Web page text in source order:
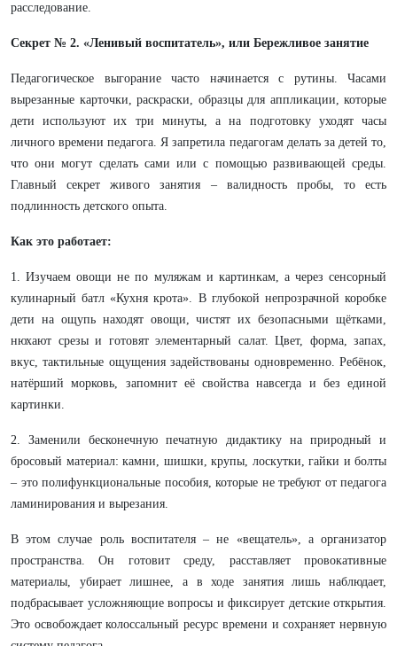
расследование.
Секрет № 2. «Ленивый воспитатель», или Бережливое занятие
Педагогическое выгорание часто начинается с рутины. Часами
вырезанные карточки, раскраски, образцы для аппликации, которые
дети используют их три минуты, а на подготовку уходят часы
личного времени педагога. Я запретила педагогам делать за детей то,
что они могут сделать сами или с помощью развивающей среды.
Главный секрет живого занятия – валидность пробы, то есть
подлинность детского опыта.
Как это работает:
1. Изучаем овощи не по муляжам и картинкам, а через сенсорный
кулинарный батл «Кухня крота». В глубокой непрозрачной коробке
дети на ощупь находят овощи, чистят их безопасными щётками,
нюхают срезы и готовят элементарный салат. Цвет, форма, запах,
вкус, тактильные ощущения задействованы одновременно. Ребёнок,
натёрший морковь, запомнит её свойства навсегда и без единой
картинки.
2. Заменили бесконечную печатную дидактику на природный и
бросовый материал: камни, шишки, крупы, лоскутки, гайки и болты
– это полифункциональные пособия, которые не требуют от педагога
ламинирования и вырезания.
В этом случае роль воспитателя – не «вещатель», а организатор
пространства. Он готовит среду, расставляет провокативные
материалы, убирает лишнее, а в ходе занятия лишь наблюдает,
подбрасывает усложняющие вопросы и фиксирует детские открытия.
Это освобождает колоссальный ресурс времени и сохраняет нервную